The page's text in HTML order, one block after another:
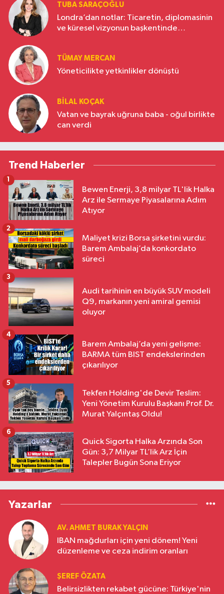
TUBA SARAÇOĞLU
Londra’dan notlar: Ticaretin, diplomasinin
ve küresel vizyonun başkentinde
TÜMAY MERCAN
Yöneticilikte yetkinlikler dönüştü
BILAL KOÇAK
Vatan ve bayrak uğruna baba - oğul birlikte
can verdi
Trend Haberler
Bewen Enerji, 3,8 milyar TL'lik Halka
Arz ile Sermaye Piyasalarına Adım
Atıyor
1
Maliyet krizi Borsa şirketini vurdu:
Barem Ambalaj’da konkordato
süreci
2
Audi tarihinin en büyük SUV modeli
Q9, markanın yeni amiral gemisi
oluyor
3
Barem Ambalaj’da yeni gelişme:
BARMA tüm BIST endekslerinden
çıkarılıyor
4
Tekfen Holding'de Devir Teslim:
Yeni Yönetim Kurulu Başkanı Prof. Dr.
Murat Yalçıntaş Oldu!
5
Quick Sigorta Halka Arzında Son
Gün: 3,7 Milyar TL’lik Arz İçin
Talepler Bugün Sona Eriyor
6
Yazarlar
AV. AHMET BURAK YALÇIN
IBAN mağdurları için yeni dönem! Yeni
düzenleme ve ceza indirim oranları
ŞEREF ÖZATA
Belirsizlikten rekabet gücüne: Türkiye'nin